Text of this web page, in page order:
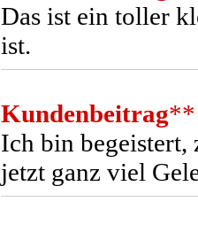
Das ist ein toller
ist.
Kundenbeitrag**
Ich bin begeistert,
jetzt ganz viel